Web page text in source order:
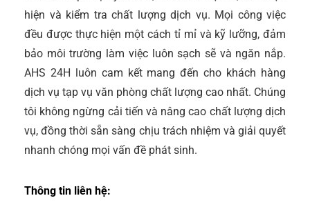
hiện và kiểm tra chất lượng dịch vụ. Mọi công việc
đều được thực hiện một cách tỉ mỉ và kỹ lưỡng, đảm
bảo môi trường làm việc luôn sạch sẽ và ngăn nắp.
AHS 24H luôn cam kết mang đến cho khách hàng
dịch vụ tạp vụ văn phòng chất lượng cao nhất. Chúng
tôi không ngừng cải tiến và nâng cao chất lượng dịch
vụ, đồng thời sẵn sàng chịu trách nhiệm và giải quyết
nhanh chóng mọi vấn đề phát sinh.
Thông tin liên hệ: